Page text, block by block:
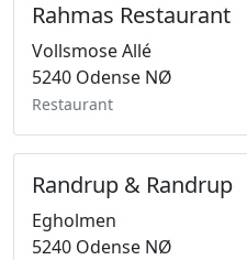
Rahmas Restaurant
Vollsmose Allé
5240 Odense NØ
Restaurant
Randrup & Randrup
Egholmen
5240 Odense NØ